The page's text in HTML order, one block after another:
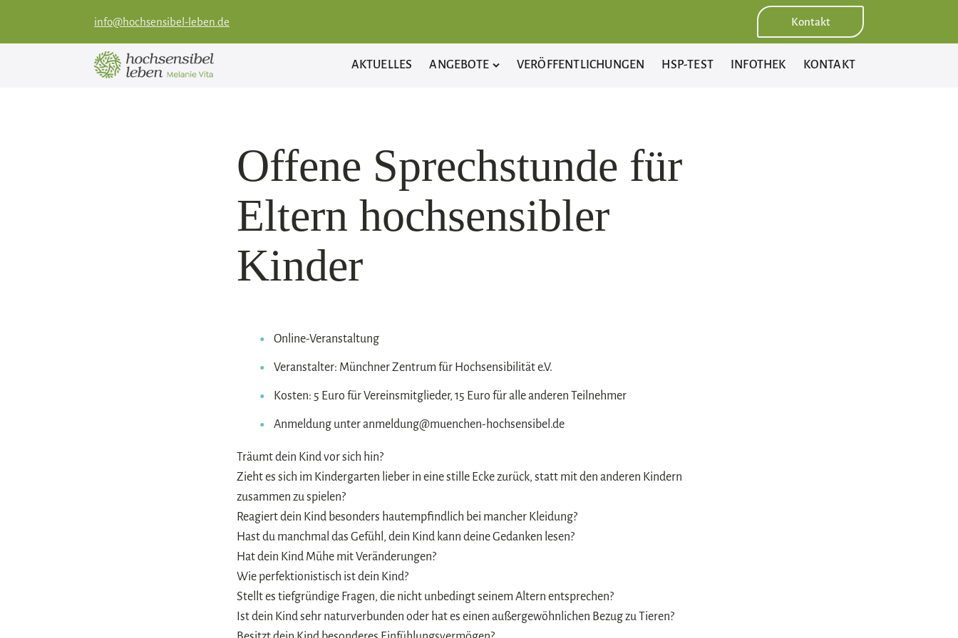
info@hochsensibel-leben.de Kontakt
AKTUELLES ANGEBOTE VERÖFFENTLICHUNGEN HSP-TEST INFOTHEK KONTAKT
Offene Sprechstunde für
Eltern hochsensibler
Kinder
Online-Veranstaltung
Veranstalter: Münchner Zentrum für Hochsensibilität e.V.
Kosten: 5 Euro für Vereinsmitglieder, 15 Euro für alle anderen Teilnehmer
Anmeldung unter anmeldung@muenchen-hochsensibel.de
Träumt dein Kind vor sich hin?
Zieht es sich im Kindergarten lieber in eine stille Ecke zurück, statt mit den anderen Kindern
zusammen zu spielen?
Reagiert dein Kind besonders hautempfindlich bei mancher Kleidung?
Hast du manchmal das Gefühl, dein Kind kann deine Gedanken lesen?
Hat dein Kind Mühe mit Veränderungen?
Wie perfektionistisch ist dein Kind?
Stellt es tiefgründige Fragen, die nicht unbedingt seinem Altern entsprechen?
Ist dein Kind sehr naturverbunden oder hat es einen außergewöhnlichen Bezug zu Tieren?